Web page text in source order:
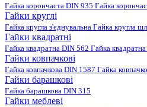
Гайка корончаста DIN 935 Гайка
Гайки круглі
Гайка кругла з'єднувальна Гайка кругла
Гайки квадратні
Гайка квадратна DIN 562 Гайка
Гайки ковпачкові
Гайка ковпачкова DIN 1587 Гайка
Гайки барашкові
Гайка барашкова DIN 315
Гайки меблеві